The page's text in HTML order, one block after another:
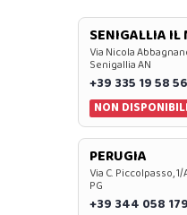
SENIGALLIA IL
Via Nicola
Senigallia AN
+39 335 19 58
NON
PERUGIA
Via C. Piccolpasso,
PG
+39 344 058